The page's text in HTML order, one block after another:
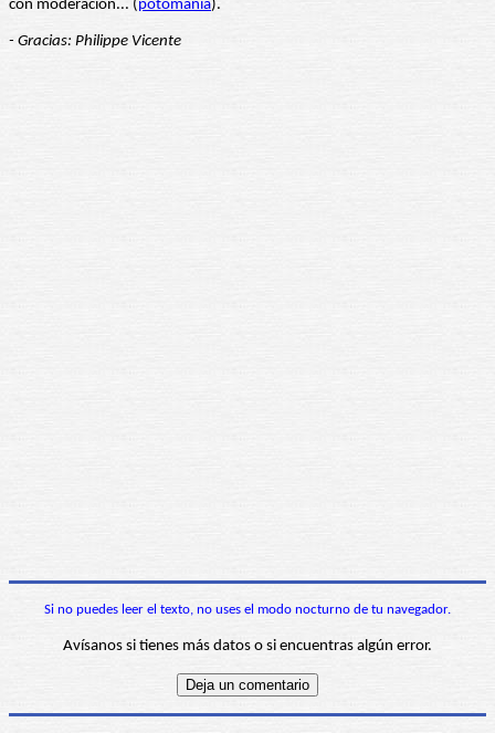
con moderación... (potomanía).
- Gracias: Philippe Vicente
Si no puedes leer el texto, no uses el modo nocturno de tu navegador.
Avísanos si tienes más datos o si encuentras algún error.